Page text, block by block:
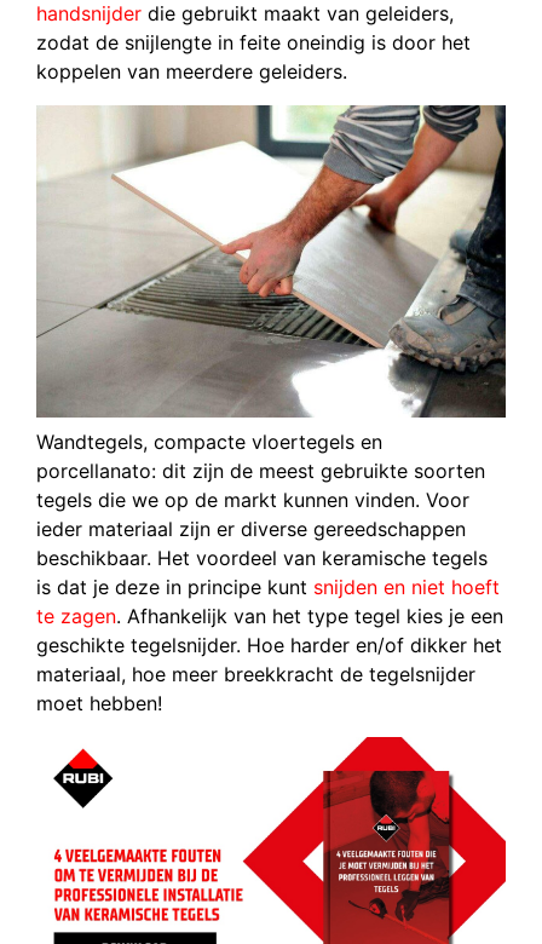
handsnijder die gebruikt maakt van geleiders,
zodat de snijlengte in feite oneindig is door het
koppelen van meerdere geleiders.
Wandtegels, compacte vloertegels en
porcellanato: dit zijn de meest gebruikte soorten
tegels die we op de markt kunnen vinden. Voor
ieder materiaal zijn er diverse gereedschappen
beschikbaar. Het voordeel van keramische tegels
is dat je deze in principe kunt snijden en niet hoeft
te zagen. Afhankelijk van het type tegel kies je een
geschikte tegelsnijder. Hoe harder en/of dikker het
materiaal, hoe meer breekkracht de tegelsnijder
moet hebben!